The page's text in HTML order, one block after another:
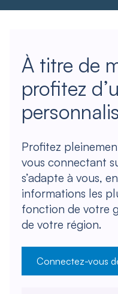
À titre de
profitez
Profitez
vous connectant
s’adapte à vous,
informations les
fonction de votre
de votre région.
Connectez-vous